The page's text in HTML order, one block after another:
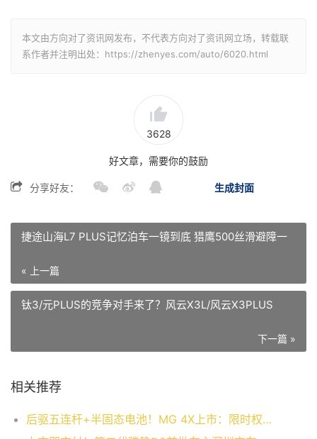
本文由方向对了资讯网发布，不代表方向对了资讯网立场，转载联
系作者并注明出处：https://zhenyes.com/auto/6020.html
3628
好文章，需要你的鼓励
生成封面
分享好友：
捷途山海L7 PLUS记忆泊车一镜到底 猎鹰500丝滑避障一
« 上一篇
钛3/元PLUS的竞争对手来了？风云X3L/风云X3PLUS
下一篇 »
相关推荐
后驱五连杆+半固态电池！MG 4X上市：限时权益价9.28万起